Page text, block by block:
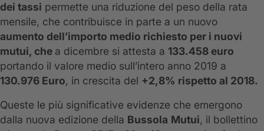
dei tassi permette una riduzione del peso della rata
mensile, che contribuisce in parte a un nuovo
aumento dell’importo medio richiesto per i nuovi
mutui, che a dicembre si attesta a 133.458 euro
portando il valore medio sull’intero anno 2019 a
130.976 Euro, in crescita del +2,8% rispetto al 2018.
Queste le più significative evidenze che emergono
dalla nuova edizione della Bussola Mutui, il bollettino